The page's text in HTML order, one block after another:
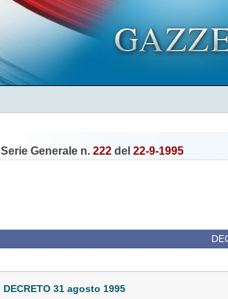
Serie Generale n. 222 del 22-9-1995
DECRETO 31 agosto 1995